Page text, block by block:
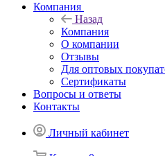
Компания
Назад
Компания
О компании
Отзывы
Для оптовых
Сертификаты
Вопросы и ответы
Контакты
Личный кабинет